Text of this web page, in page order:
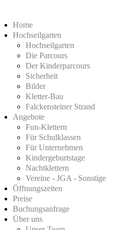
Home
Hochseilgarten
Hochseilgarten
Die Parcours
Der Kinderparcours
Sicherheit
Bilder
Kletter-Bau
Falckensteiner Strand
Angebote
Fun-Klettern
Für Schulklassen
Für Unternehmen
Kindergeburtstage
Nachtklettern
Vereine - JGA - Sonstige
Öffnungszeiten
Preise
Buchungsanfrage
Über uns